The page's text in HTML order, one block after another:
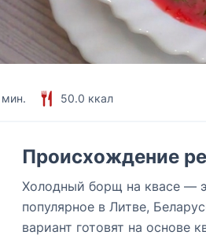
50.0 ккал
Происхождение
Холодный борщ на квасе —
популярное в Литве,
вариант готовят на основе